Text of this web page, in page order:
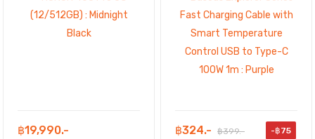
฿19,990.-
100W 1m : Purple
฿324.- ฿399.- -฿75